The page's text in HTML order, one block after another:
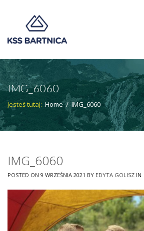
IMG_6060
Jesteś tutaj: Home / IMG_6060
IMG_6060
POSTED ON 9 WRZEŚNIA 2021 BY EDYTA GOLISZ IN